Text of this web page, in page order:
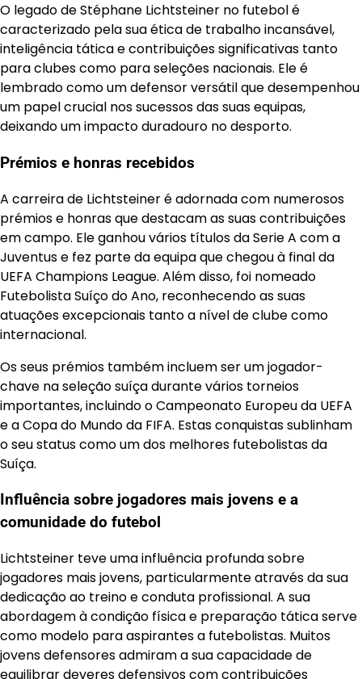
O legado de Stéphane Lichtsteiner no futebol é
caracterizado pela sua ética de trabalho incansável,
inteligência tática e contribuições significativas tanto
para clubes como para seleções nacionais. Ele é
lembrado como um defensor versátil que desempenhou
um papel crucial nos sucessos das suas equipas,
deixando um impacto duradouro no desporto.
Prémios e honras recebidos
A carreira de Lichtsteiner é adornada com numerosos
prémios e honras que destacam as suas contribuições
em campo. Ele ganhou vários títulos da Serie A com a
Juventus e fez parte da equipa que chegou à final da
UEFA Champions League. Além disso, foi nomeado
Futebolista Suíço do Ano, reconhecendo as suas
atuações excepcionais tanto a nível de clube como
internacional.
Os seus prémios também incluem ser um jogador-
chave na seleção suíça durante vários torneios
importantes, incluindo o Campeonato Europeu da UEFA
e a Copa do Mundo da FIFA. Estas conquistas sublinham
o seu status como um dos melhores futebolistas da
Suíça.
Influência sobre jogadores mais jovens e a
comunidade do futebol
Lichtsteiner teve uma influência profunda sobre
jogadores mais jovens, particularmente através da sua
dedicação ao treino e conduta profissional. A sua
abordagem à condição física e preparação tática serve
como modelo para aspirantes a futebolistas. Muitos
jovens defensores admiram a sua capacidade de
equilibrar deveres defensivos com contribuições